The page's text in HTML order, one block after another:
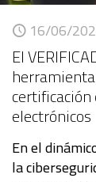
16/06/
El
electrónicos
En el
la